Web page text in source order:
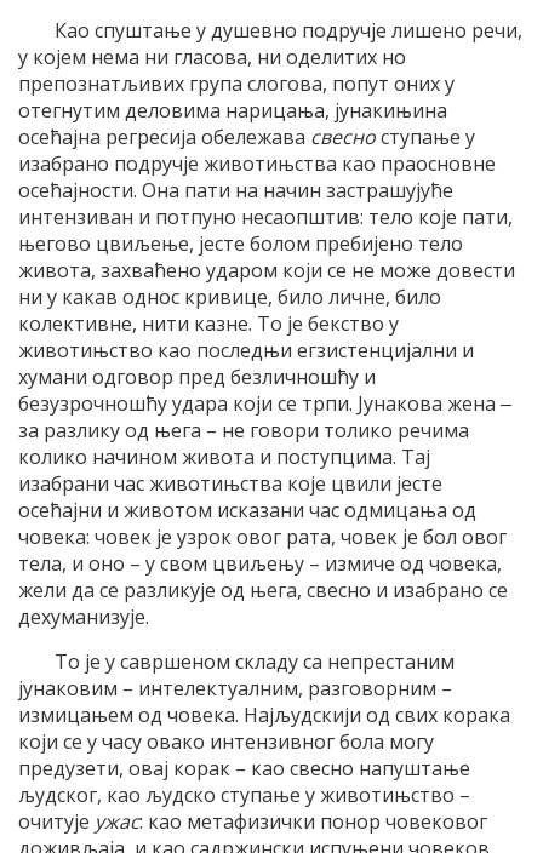
Као спуштање у душевно подручје лишено речи,
у којем нема ни гласова, ни оделитих но
препознатљивих група слогова, попут оних у
отегнутим деловима нарицања, јунакињина
осећајна регресија обележава свесноступање у
изабрано подручје животињства као праосновне
осећајности. Она пати на начин застрашујуће
интензиван и потпуно несаопштив: тело које пати,
његово цвиљење, јесте болом пребијено тело
живота, захваћено ударом који се не може довести
ни у какав однос кривице, било личне, било
колективне, нити казне. То је бекство у
животињство као последњи егзистенцијални и
хумани одговор пред безличношћу и
безузрочношћу удара који се трпи. Јунакова жена ‒
за разлику од њега – не говори толико речима
колико начином живота и поступцима. Тај
изабрани час животињства које цвили јесте
осећајни и животом исказани час одмицања од
човека: човек је узрок овог рата, човек је бол овог
тела, и оно – у свом цвиљењу – измиче од човека,
жели да се разликује од њега, свесно и изабрано се
дехуманизује.
То је у савршеном складу са непрестаним
јунаковим – интелектуалним, разговорним –
измицањем од човека. Најљудскији од свих корака
који се у часу овако интензивног бола могу
предузети, овај корак – као свесно напуштање
људског, као људско ступање у животињство –
очитује ужас: као метафизички понор човековог